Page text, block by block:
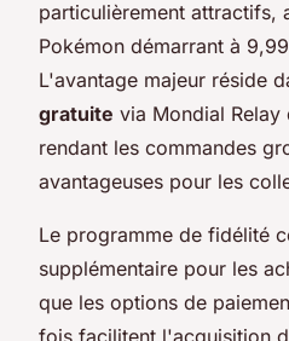
particulièrement attractifs,
Pokémon démarrant à
L'avantage majeur réside
gratuite via Mondial
rendant les commandes
avantageuses pour les
Le programme de fidélité
supplémentaire pour les
que les options de